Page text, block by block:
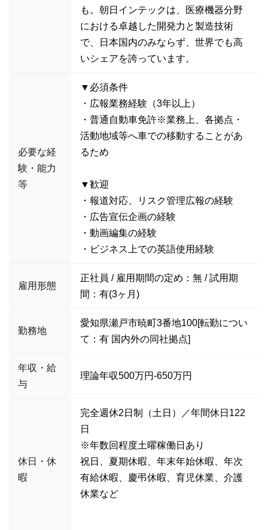
も。朝日インテックは、医療機器分野
における卓越した開発力と製造技術
で、日本国内のみならず、世界でも高
いシェアを誇っています。
必要な経
験・能力
等
▼必須条件
・広報業務経験（3年以上）
・普通自動車免許※業務上、各拠点・
活動地域等へ車での移動することがあ
るため
▼歓迎
・報道対応、リスク管理広報の経験
・広告宣伝企画の経験
・動画編集の経験
・ビジネス上での英語使用経験
雇用形態
正社員 / 雇用期間の定め：無 / 試用期
間：有(3ヶ月)
勤務地
愛知県瀬戸市暁町3番地100[転勤につい
て：有 国内外の同社拠点]
年収・給
与
理論年収500万円-650万円
休日・休
暇
完全週休2日制（土日）／年間休日122
日
※年数回程度土曜稼働日あり
祝日、夏期休暇、年末年始休暇、年次
有給休暇、慶弔休暇、育児休業、介護
休業など